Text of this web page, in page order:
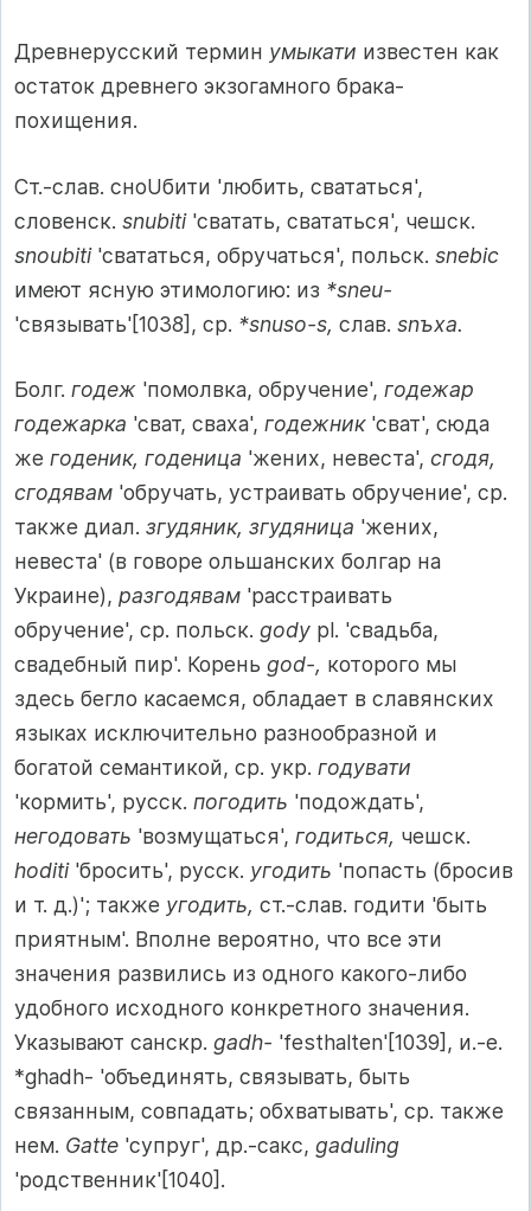
Древнерусский термин умыкати известен как
остаток древнего экзогамного брака-
похищения.
Ст.-слав. сноUбити 'любить, свататься',
словенск. snubiti 'сватать, свататься', чешск.
snoubiti 'свататься, обручаться', польск. snebic
имеют ясную этимологию: из *sneu-
'связывать'[1038], ср. *snuso-s, слав. snъxa.
Болг. годеж 'помолвка, обручение', годежар
годежарка 'сват, сваха', годежник 'сват', сюда
же годеник, годеница 'жених, невеста', сгодя,
сгодявам 'обручать, устраивать обручение', ср.
также диал. згудяник, згудяница 'жених,
невеста' (в говоре ольшанских болгар на
Украине), разгодявам 'расстраивать
обручение', ср. польск. gody pl. 'свадьба,
свадебный пир'. Корень god-, которого мы
здесь бегло касаемся, обладает в славянских
языках исключительно разнообразной и
богатой семантикой, ср. укр. годувати
'кормить', русск. погодить 'подождать',
негодовать 'возмущаться', годиться, чешск.
hoditi 'бросить', русск. угодить 'попасть (бросив
и т. д.)'; также угодить, ст.-слав. годити 'быть
приятным'. Вполне вероятно, что все эти
значения развились из одного какого-либо
удобного исходного конкретного значения.
Указывают санскр. gadh- 'festhalten'[1039], и.-е.
*ghadh- 'объединять, связывать, быть
связанным, совпадать; обхватывать', ср. также
нем. Gatte 'супруг', др.-сакс, gaduling
'родственник'[1040].